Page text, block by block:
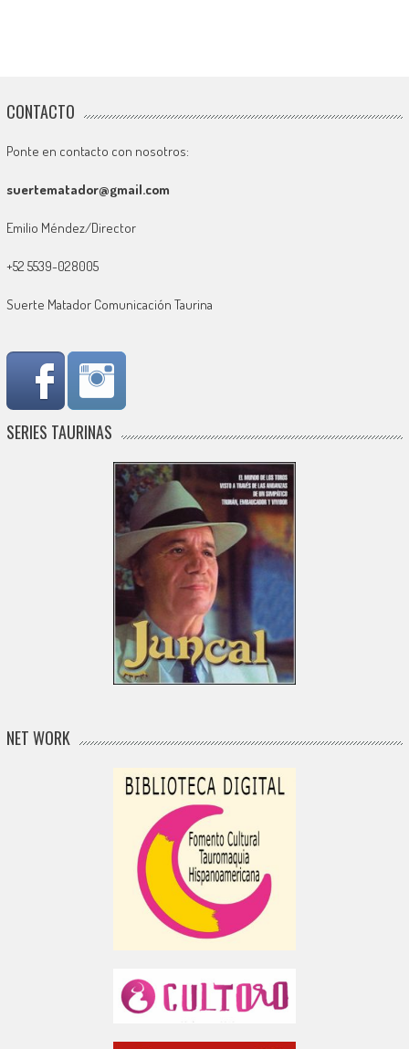
CONTACTO
Ponte en contacto con nosotros:
suertematador@gmail.com
Emilio Méndez/Director
+52 5539-028005
Suerte Matador Comunicación Taurina
SERIES TAURINAS
NET WORK